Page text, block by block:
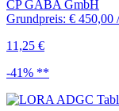
CP GABA GmbH
Grundpreis: € 450,00
11,25 €
-41% **